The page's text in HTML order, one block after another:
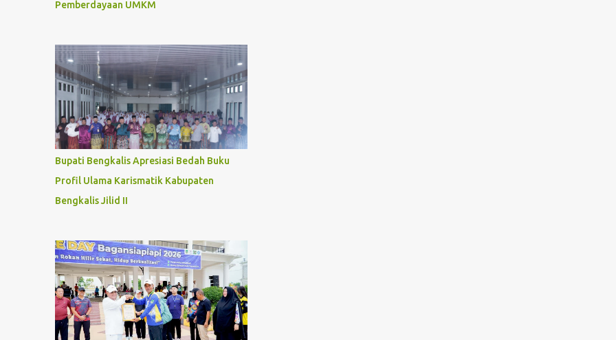
Pemberdayaan UMKM
Bupati Bengkalis Apresiasi Bedah Buku
Profil Ulama Karismatik Kabupaten
Bengkalis Jilid II